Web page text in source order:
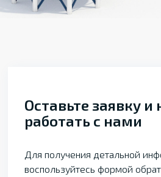
Оставьте заявку и
работать с нами
Для получения детальной
воспользуйтесь формой